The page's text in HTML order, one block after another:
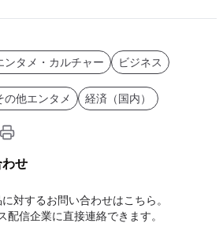
ンタメ・カルチャー ビジネス
の他エンタメ 経済（国内）
せ
対するお問い合わせはこちら。
配信企業に直接連絡できます。